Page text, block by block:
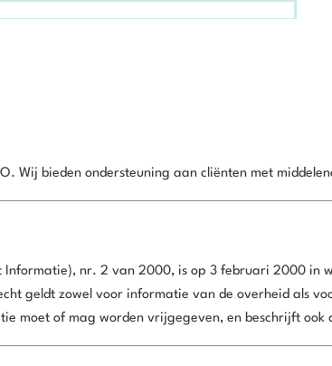
Wij bieden ondersteuning aan cliënten met
Informatie), nr. 2 van 2000, is op 3 februari 2000
geldt zowel voor informatie van de overheid als
moet of mag worden vrijgegeven, en beschrijft